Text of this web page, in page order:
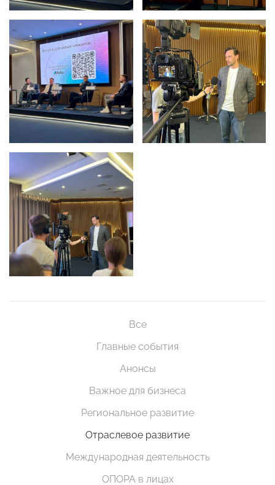
Все
Главные события
Анонсы
Важное для бизнеса
Региональное развитие
Отраслевое развитие
Международная деятельность
ОПОРА в лицах